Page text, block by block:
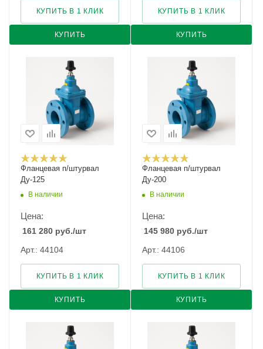
КУПИТЬ
КУПИТЬ В 1 КЛИК
КУПИТЬ
КУПИТЬ В 1 КЛИК
Фланцевая п/штурвал
Ду-125
В наличии
Цена:
161 280 руб./шт
Арт.: 44104
КУПИТЬ
КУПИТЬ В 1 КЛИК
Фланцевая п/штурвал
Ду-200
В наличии
Цена:
145 980 руб./шт
Арт.: 44106
КУПИТЬ
КУПИТЬ В 1 КЛИК